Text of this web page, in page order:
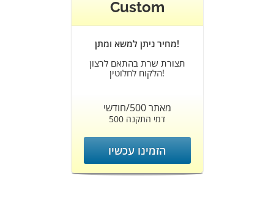
Custom
מחיר ניתן למשא ומתן!
תצורת שרת בהתאם לרצון
הלקוח לחלוטין!
מאתר 500/חודשי
500 דמי התקנה
הזמינו עכשיו